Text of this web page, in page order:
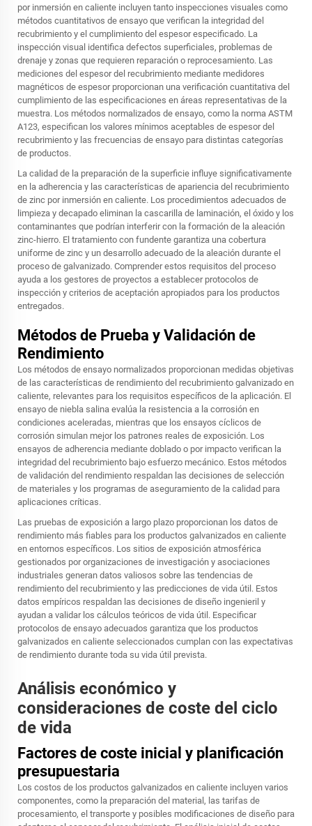
por inmersión en caliente incluyen tanto inspecciones visuales como
métodos cuantitativos de ensayo que verifican la integridad del
recubrimiento y el cumplimiento del espesor especificado. La
inspección visual identifica defectos superficiales, problemas de
drenaje y zonas que requieren reparación o reprocesamiento. Las
mediciones del espesor del recubrimiento mediante medidores
magnéticos de espesor proporcionan una verificación cuantitativa del
cumplimiento de las especificaciones en áreas representativas de la
muestra. Los métodos normalizados de ensayo, como la norma ASTM
A123, especifican los valores mínimos aceptables de espesor del
recubrimiento y las frecuencias de ensayo para distintas categorías
de productos.
La calidad de la preparación de la superficie influye significativamente
en la adherencia y las características de apariencia del recubrimiento
de zinc por inmersión en caliente. Los procedimientos adecuados de
limpieza y decapado eliminan la cascarilla de laminación, el óxido y los
contaminantes que podrían interferir con la formación de la aleación
zinc-hierro. El tratamiento con fundente garantiza una cobertura
uniforme de zinc y un desarrollo adecuado de la aleación durante el
proceso de galvanizado. Comprender estos requisitos del proceso
ayuda a los gestores de proyectos a establecer protocolos de
inspección y criterios de aceptación apropiados para los productos
entregados.
Métodos de Prueba y Validación de
Rendimiento
Los métodos de ensayo normalizados proporcionan medidas objetivas
de las características de rendimiento del recubrimiento galvanizado en
caliente, relevantes para los requisitos específicos de la aplicación. El
ensayo de niebla salina evalúa la resistencia a la corrosión en
condiciones aceleradas, mientras que los ensayos cíclicos de
corrosión simulan mejor los patrones reales de exposición. Los
ensayos de adherencia mediante doblado o por impacto verifican la
integridad del recubrimiento bajo esfuerzo mecánico. Estos métodos
de validación del rendimiento respaldan las decisiones de selección
de materiales y los programas de aseguramiento de la calidad para
aplicaciones críticas.
Las pruebas de exposición a largo plazo proporcionan los datos de
rendimiento más fiables para los productos galvanizados en caliente
en entornos específicos. Los sitios de exposición atmosférica
gestionados por organizaciones de investigación y asociaciones
industriales generan datos valiosos sobre las tendencias de
rendimiento del recubrimiento y las predicciones de vida útil. Estos
datos empíricos respaldan las decisiones de diseño ingenieril y
ayudan a validar los cálculos teóricos de vida útil. Especificar
protocolos de ensayo adecuados garantiza que los productos
galvanizados en caliente seleccionados cumplan con las expectativas
de rendimiento durante toda su vida útil prevista.
Análisis económico y
consideraciones de coste del ciclo
de vida
Factores de coste inicial y planificación
presupuestaria
Los costos de los productos galvanizados en caliente incluyen varios
componentes, como la preparación del material, las tarifas de
procesamiento, el transporte y posibles modificaciones de diseño para